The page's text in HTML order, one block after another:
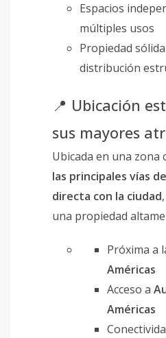
Espacios
múltiples usos
Propiedad
distribución
📍 Ubicación
sus mayores
Ubicada en una zona
las principales vías
directa con la ciudad
una propiedad
Próxima a
Américas
Acceso a
Américas